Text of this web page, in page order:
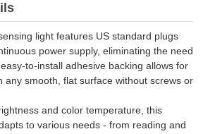
light features US standard plugs
power supply, eliminating the need
to-install adhesive backing allows for
any smooth, flat surface without screws or
and color temperature, this
to various needs - from reading and